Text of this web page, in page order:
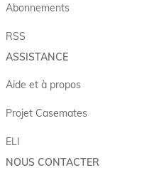
Abonnements
RSS
ASSISTANCE
Aide et à propos
Projet Casemates
ELI
NOUS CONTACTER